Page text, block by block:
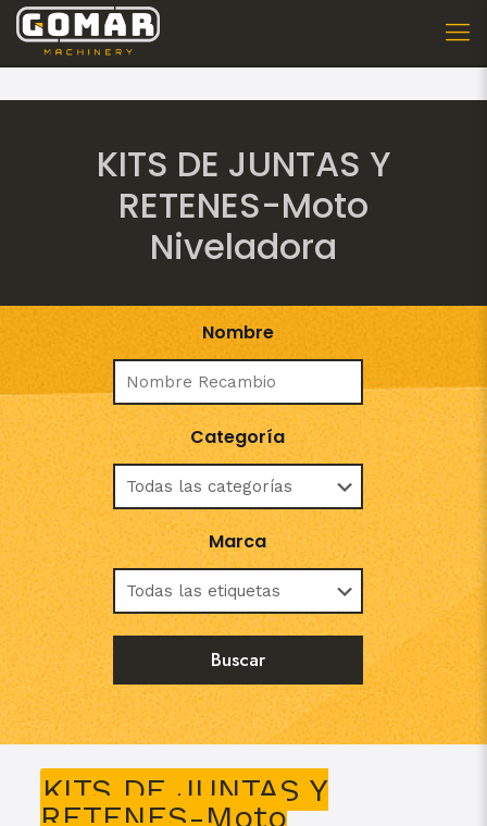
KITS DE JUNTAS Y
RETENES-Moto
Niveladora
Nombre
Categoría
Marca
KITS DE JUNTAS Y
RETENES-Moto